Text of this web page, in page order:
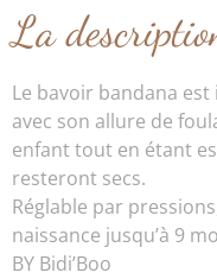
La
Le bavoir bandana
avec son allure de
enfant tout en étant
resteront secs.
Réglable par
naissance jusqu’à 9
BY Bidi’Boo